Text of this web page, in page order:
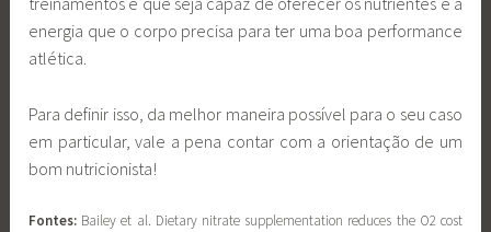
energia que o corpo precisa para ter uma boa performance
atlética.
Para definir isso, da melhor maneira possível para o seu caso
em particular, vale a pena contar com a orientação de um
bom nutricionista!
Fontes: Bailey et al. Dietary nitrate supplementation reduces the O2 cost